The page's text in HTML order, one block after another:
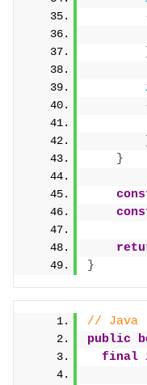
}
}
// Java
public
final